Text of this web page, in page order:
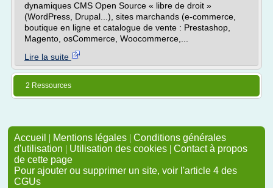
dynamiques CMS Open Source « libre de droit »
(WordPress, Drupal...), sites marchands (e-commerce,
boutique en ligne et catalogue de vente : Prestashop,
Magento, osCommerce, Woocommerce,...
Lire la suite
2 Ressources
Accueil | Mentions légales | Conditions générales
d'utilisation | Utilisation des cookies | Contact à propos
de cette page
Pour ajouter ou supprimer un site, voir l'article 4 des
CGUs